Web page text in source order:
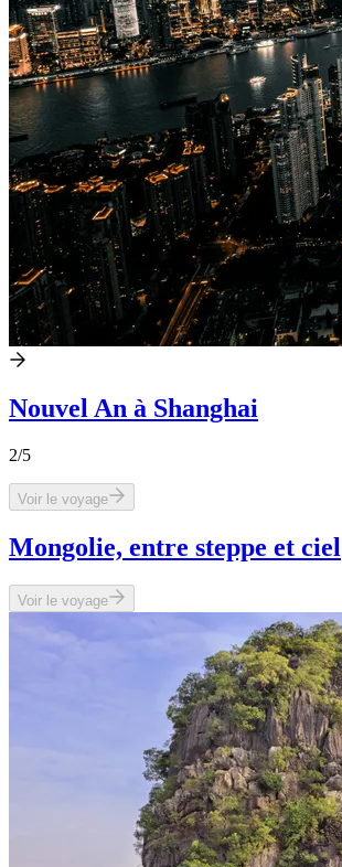
Nouvel An à Shanghai
2/5
Voir le voyage
Mongolie, entre steppe et ciel
Voir le voyage